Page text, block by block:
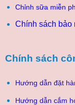
Chỉnh sữa miễn
Chính sách bảo
Chính sách
Hướng dẫn đặt
Hướng dẫn cắm